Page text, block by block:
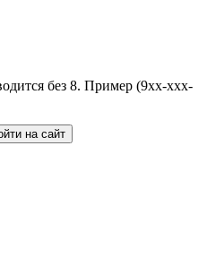
без 8. Пример (9хх-ххх-
на сайт